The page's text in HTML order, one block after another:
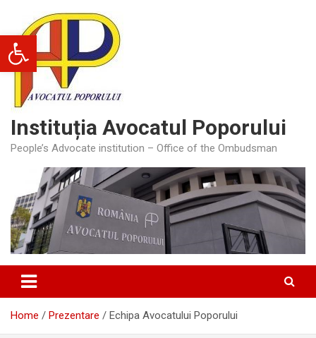
Deschide bara de unelte
content
Instituția Avocatul Poporului
People’s Advocate institution – Office of the Ombudsman
Home Prezentare Echipa Avocatului Poporului